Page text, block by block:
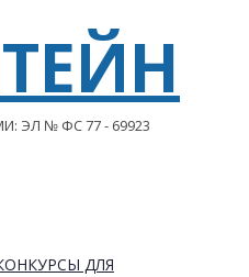
ЭЛ № ФС 77 - 69923
ДЛЯ